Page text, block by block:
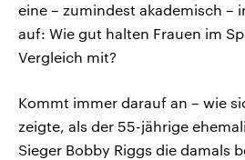
eine – zumindest akademisch –
auf: Wie gut halten Frauen im
Vergleich mit?
Kommt immer darauf an – wie
zeigte, als der 55-jährige
Sieger Bobby Riggs die damals